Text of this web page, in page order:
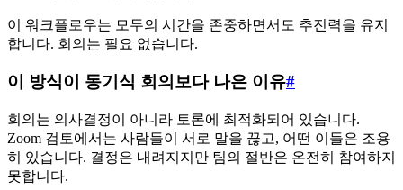
이 워크플로우는 모두의 시간을 존중하면서도 추진력을 유지
합니다. 회의는 필요 없습니다.
이 방식이 동기식 회의보다 나은 이유#
회의는 의사결정이 아니라 토론에 최적화되어 있습니다.
Zoom 검토에서는 사람들이 서로 말을 끊고, 어떤 이들은 조용
히 있습니다. 결정은 내려지지만 팀의 절반은 온전히 참여하지
못합니다.